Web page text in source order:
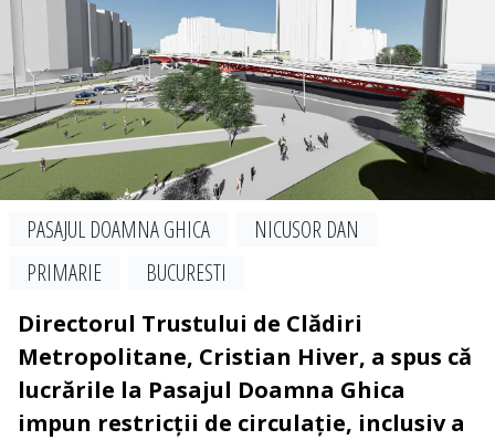
PASAJUL DOAMNA GHICA
NICUSOR DAN
PRIMARIE
BUCURESTI
Directorul Trustului de Clădiri
Metropolitane, Cristian Hiver, a spus că
lucrările la Pasajul Doamna Ghica
impun restricții de circulație, inclusiv a